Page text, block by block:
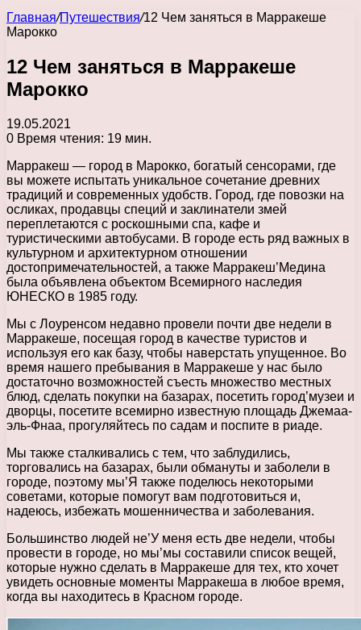
Главная/Путешествия/12 Чем заняться в Марракеше
Марокко
12 Чем заняться в Марракеше
Марокко
19.05.2021
0 Время чтения: 19 мин.
Марракеш — город в Марокко, богатый сенсорами, где
вы можете испытать уникальное сочетание древних
традиций и современных удобств. Город, где повозки на
осликах, продавцы специй и заклинатели змей
переплетаются с роскошными спа, кафе и
туристическими автобусами. В городе есть ряд важных в
культурном и архитектурном отношении
достопримечательностей, а также Марракеш’Медина
была объявлена ​​объектом Всемирного наследия
ЮНЕСКО в 1985 году.
Мы с Лоуренсом недавно провели почти две недели в
Марракеше, посещая город в качестве туристов и
используя его как базу, чтобы наверстать упущенное. Во
время нашего пребывания в Марракеше у нас было
достаточно возможностей съесть множество местных
блюд, сделать покупки на базарах, посетить город’музеи и
дворцы, посетите всемирно известную площадь Джемаа-
эль-Фнаа, прогуляйтесь по садам и поспите в риаде.
Мы также сталкивались с тем, что заблудились,
торговались на базарах, были обмануты и заболели в
городе, поэтому мы’Я также поделюсь некоторыми
советами, которые помогут вам подготовиться и,
надеюсь, избежать мошенничества и заболевания.
Большинство людей не’У меня есть две недели, чтобы
провести в городе, но мы’мы составили список вещей,
которые нужно сделать в Марракеше для тех, кто хочет
увидеть основные моменты Марракеша в любое время,
когда вы находитесь в Красном городе.